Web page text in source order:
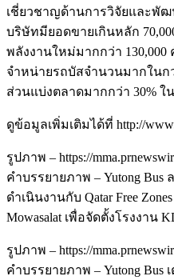
เชี่ยวชาญด้านการวิจัยและพั
บริษัทมียอดขายเกินหลัก
พลังงานใหม่มากกว่า 130,000
จำหน่ายรถบัสจำนวนมากในก
ส่วนแบ่งตลาดมากกว่า 30% ใ
ดูข้อมูลเพิ่มเติมได้ที่ http://
รูปภาพ – https://
คำบรรยายภาพ – Yutong
ดำเนินงานกับ Qatar Free
Mowasalat เพื่อจัดตั้งโรงงาน
รูปภาพ – https://
คำบรรยายภาพ – Yutong Bus